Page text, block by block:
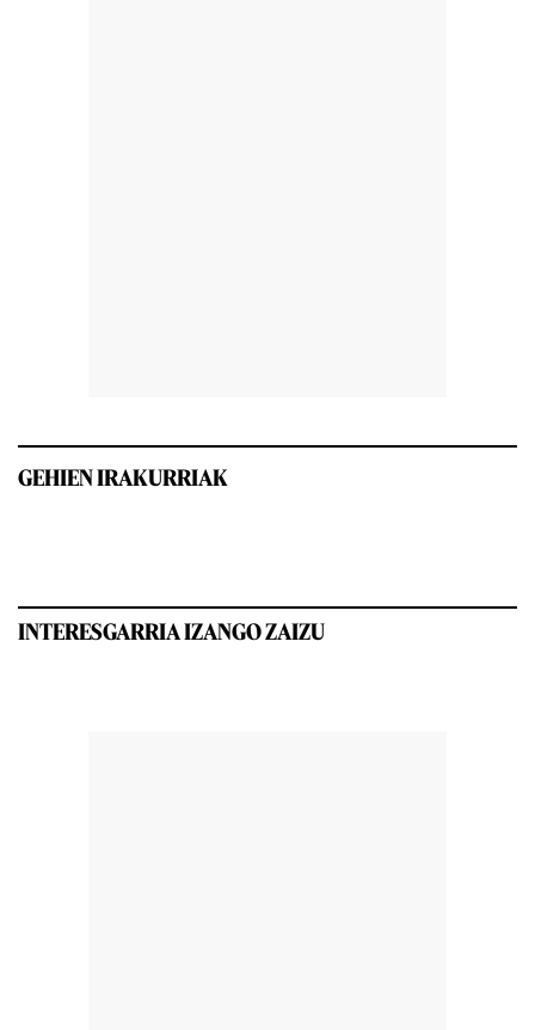
GEHIEN IRAKURRIAK
INTERESGARRIA IZANGO ZAIZU